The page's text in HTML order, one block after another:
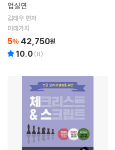
업실연
김태우 편저
미래가치
5% 42,750원
10.0 (8)